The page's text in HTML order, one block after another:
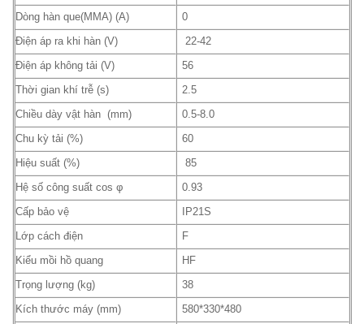
Dòng hàn que(MMA) (A)
0
Điện áp ra khi hàn (V)
22-42
Điện áp không tải (V)
56
Thời gian khí trễ (s)
2.5
Chiều dày vật hàn (mm)
0.5-8.0
Chu kỳ tải (%)
60
Hiệu suất (%)
85
Hệ số công suất cos φ
0.93
Cấp bảo vệ
IP21S
Lớp cách điện
F
Kiểu mồi hồ quang
HF
Trọng lượng (kg)
38
Kích thước máy (mm)
580*330*480